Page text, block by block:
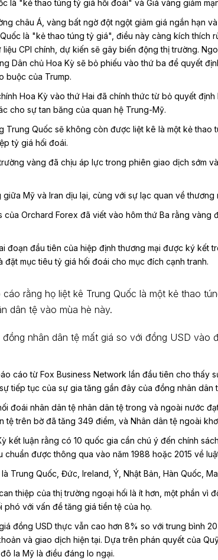
là "kẻ thao túng tỷ giá hối đoái" và Giá vàng giảm
châu Á, vàng bất ngờ đột ngột giảm giá ngắn hạn
là "kẻ thao túng tỷ giá", điều này càng kích thích
CPI chính, dự kiến sẽ gây biến động thị trường.
Dân chủ Hoa Kỳ sẽ bỏ phiếu vào thứ ba để quyết
buộc của Trump.
Hoa Kỳ vào thứ Hai đã chính thức từ bỏ quyết
cho sự tan băng của quan hệ Trung-Mỹ.
Trung Quốc sẽ không còn được liệt kê là một kẻ thao
tỷ giá hối đoái.
vàng đã chịu áp lực trong phiên giao dịch sớm
Mỹ và Iran dịu lại, cùng với sự lạc quan về
của Orchard Forex đã viết vào hôm thứ Ba rằng
đoạn đầu tiên của hiệp định thương mại được ký kết
đặt mục tiêu tỷ giá hối đoái cho mục đích cạnh tranh.
rằng họ liệt kê Trung Quốc là một kẻ thao
dân tệ vào mùa hè này.
nhân dân tệ mất giá so với đồng USD
cáo từ Fox Business Network lần đầu tiên cho thấy
tiếp tục của sự gia tăng gần đây của đồng nhân dân
đoái nhân dân tệ nhân dân tệ trong và ngoài nước
tệ trên bờ đã tăng 349 điểm, và Nhân dân tệ ngoài
kết luận rằng có 10 quốc gia cần chú ý đến chính
được thông qua vào năm 1988 hoặc 2015 về
Trung Quốc, Đức, Ireland, Ý, Nhật Bản, Hàn Quốc,
thiệp của thị trường ngoại hối là ít hơn, một phần vì
với vấn đề tăng giá tiền tệ của họ.
đồng USD thực vẫn cao hơn 8% so với trung bình
và giao dịch hiện tại. Dựa trên phán quyết của
la Mỹ là điều đáng lo ngại.